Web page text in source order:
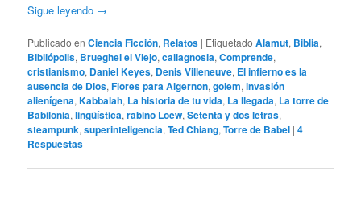
Sigue leyendo →
Publicado en Ciencia Ficción, Relatos | Etiquetado Alamut, Biblia,
Bibliópolis, Brueghel el Viejo,caliagnosia,Comprende,
cristianismo, Daniel Keyes, Denis Villeneuve, El infierno es la
ausencia de Dios,Flores para Algernon,golem,invasión
alienígena,Kabbalah, La historia de tu vida, La llegada, La torre de
Babilonia,lingüística,rabino Loew,Setenta y dos letras,
steampunk,superinteligencia,Ted Chiang,Torre de Babel |4
Respuestas